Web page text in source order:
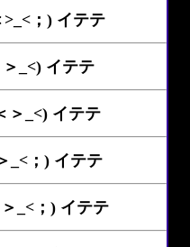
；) イテテ
_<) イテテ
_<) イテテ
_<；) イテテ
_<；) イテテ